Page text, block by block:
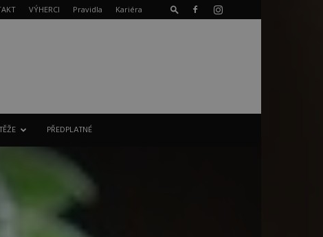
VÝHERCI Pravidla Kariéra
PŘEDPLATNÉ